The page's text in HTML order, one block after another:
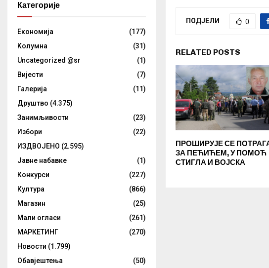
ПОДЈЕЛИ 0
RELATED POSTS
ПРОШИРУЈЕ СЕ
ЗА ПЕЋИЋЕМ, У ПОМОЋ
СТИГЛА И ВОЈСКА
Категорије
Eкономија
(177)
Kолумнa
(31)
Uncategorized @sr
(1)
Вијести
(7)
Галерија
(11)
Друштво (4.375)
Занимљивости
(23)
Избори
(22)
ИЗДВОЈЕНО (2.595)
Јавне набавке
(1)
Конкурси
(227)
Култура
(866)
Магазин
(25)
Мали огласи
(261)
МАРКЕТИНГ
(270)
Новости (1.799)
Обавјештења
(50)